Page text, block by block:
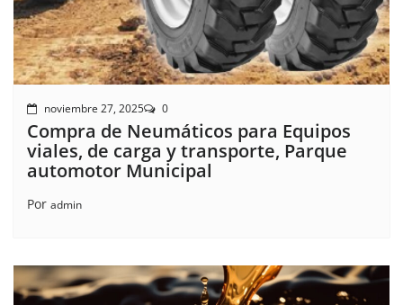
noviembre 27, 2025 0
Compra de Neumáticos para Equipos
viales, de carga y transporte, Parque
automotor Municipal
Por admin